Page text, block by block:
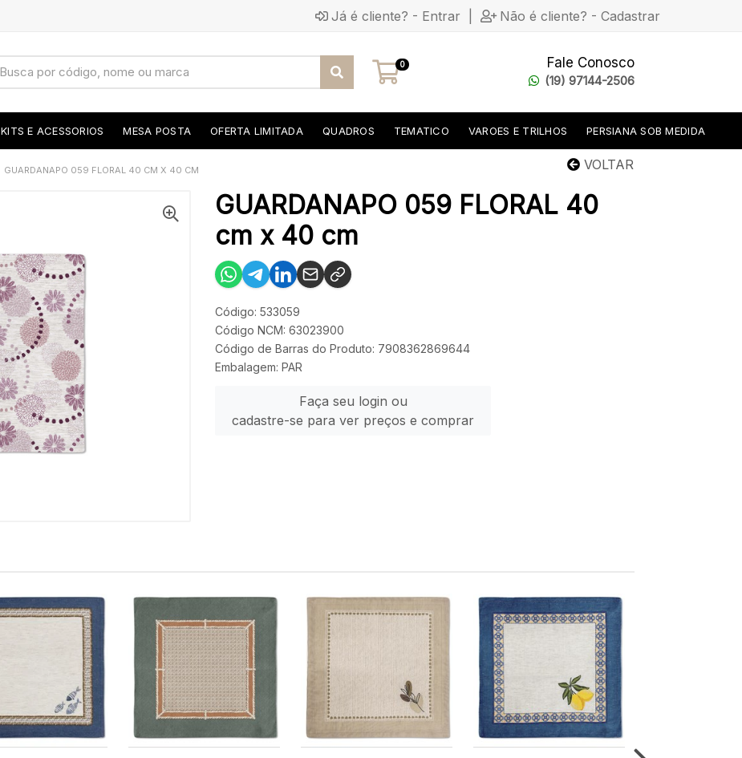
Já é cliente? - Entrar Não é cliente? - Cadastrar
0 Fale Conosco
(19) 97144-2506
KITS E ACESSORIOS MESA POSTA OFERTA LIMITADA QUADROS TEMATICO VAROES E TRILHOS PERSIANA SOB MEDIDA
VOLTAR
GUARDANAPO 059 FLORAL 40 CM X 40 CM
GUARDANAPO 059 FLORAL 40
cm x 40 cm
Código: 533059
Código NCM: 63023900
Código de Barras do Produto: 7908362869644
Embalagem: PAR
Faça seu login ou
cadastre-se para ver preços e comprar